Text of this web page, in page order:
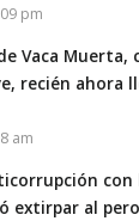
pm
Vaca
recién ahora
am
con
extirpar al